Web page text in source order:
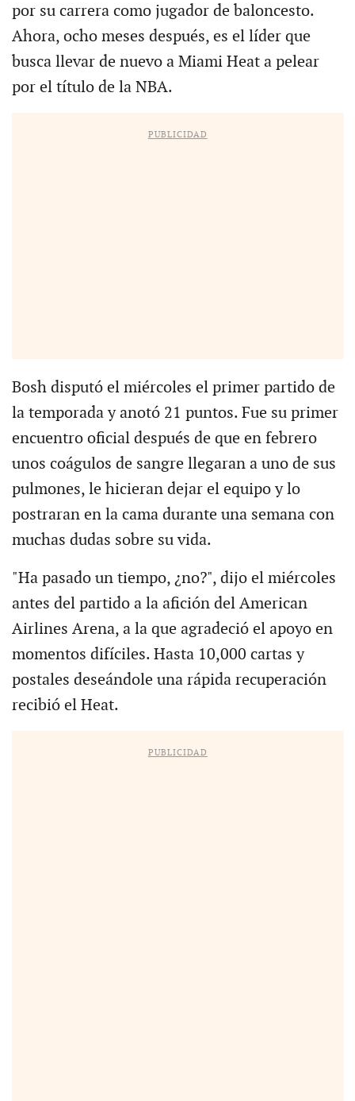
por su carrera como jugador de baloncesto.
Ahora, ocho meses después, es el líder que
busca llevar de nuevo a Miami Heat a pelear
por el título de la NBA.
PUBLICIDAD
Bosh disputó el miércoles el primer partido de
la temporada y anotó 21 puntos. Fue su primer
encuentro oficial después de que en febrero
unos coágulos de sangre llegaran a uno de sus
pulmones, le hicieran dejar el equipo y lo
postraran en la cama durante una semana con
muchas dudas sobre su vida.
"Ha pasado un tiempo, ¿no?", dijo el miércoles
antes del partido a la afición del American
Airlines Arena, a la que agradeció el apoyo en
momentos difíciles. Hasta 10,000 cartas y
postales deseándole una rápida recuperación
recibió el Heat.
PUBLICIDAD